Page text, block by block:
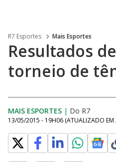
R7 Esportes Mais Esportes
Resultados
torneio de
MAIS ESPORTES | Do R7
13/05/2015 - 19H06 (ATUALIZADO EM